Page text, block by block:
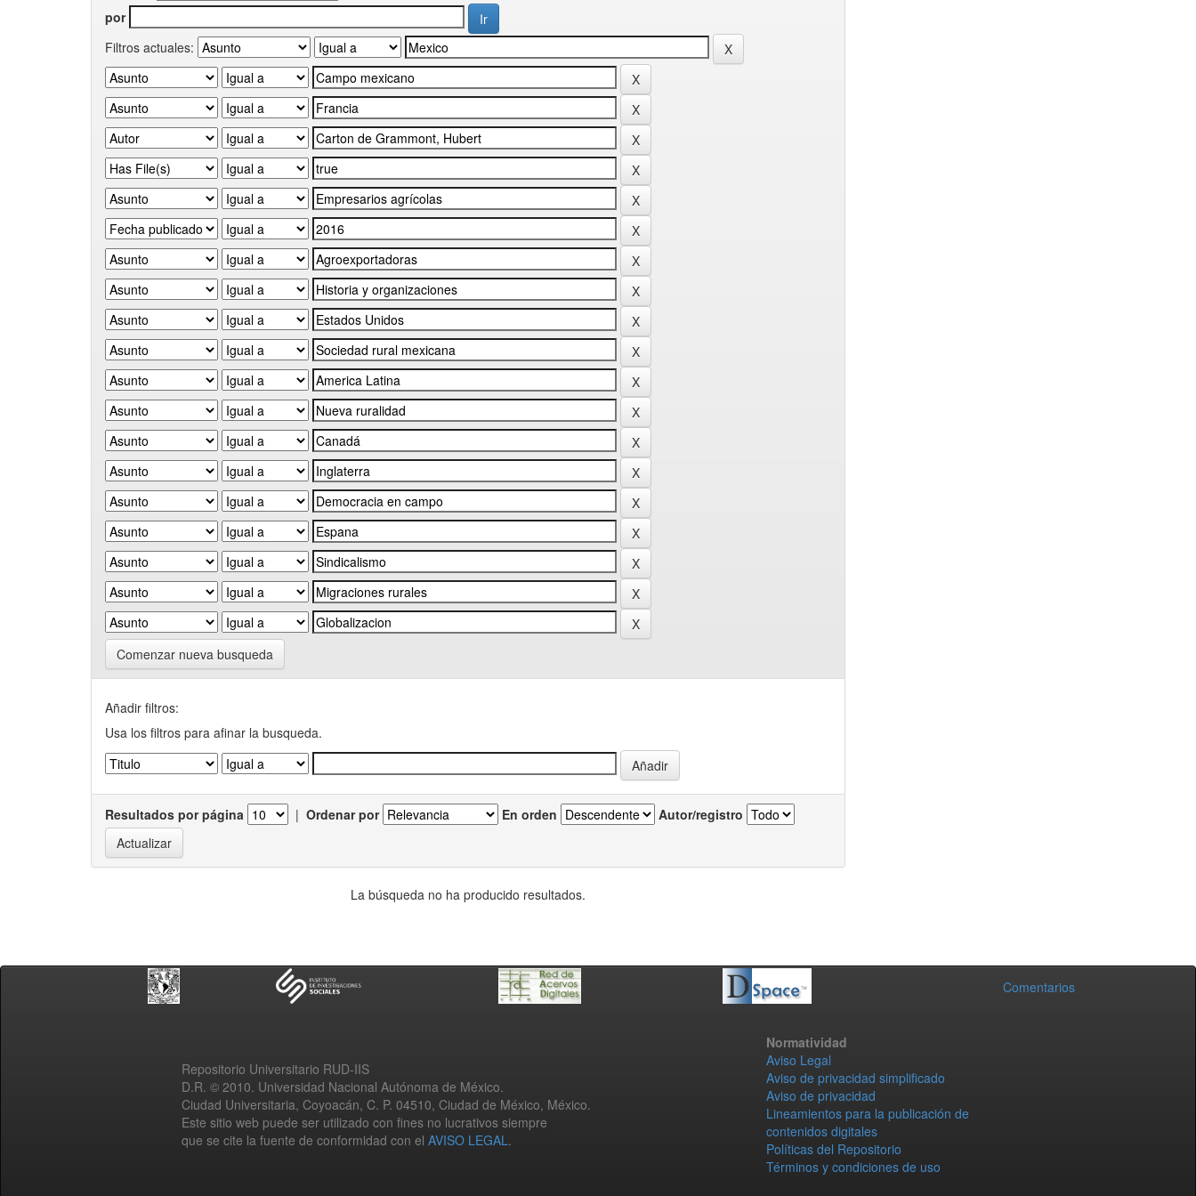
por
Filtros actuales:
Comenzar nueva busqueda
Añadir filtros:
Usa los filtros para afinar la busqueda.
Resultados por página | Ordenar por En orden Autor/registro
La búsqueda no ha producido resultados.
Comentarios
Repositorio Universitario RUD-IIS
D.R. © 2010. Universidad Nacional Autónoma de México.
Ciudad Universitaria, Coyoacán, C. P. 04510, Ciudad de México, México.
Este sitio web puede ser utilizado con fines no lucrativos siempre
que se cite la fuente de conformidad con el AVISO LEGAL.
Normatividad
Aviso Legal
Aviso de privacidad simplificado
Aviso de privacidad
Lineamientos para la publicación de
contenidos digitales
Políticas del Repositorio
Términos y condiciones de uso